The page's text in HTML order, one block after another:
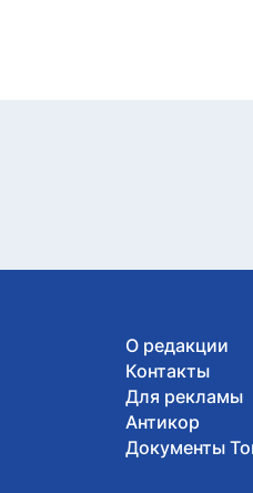
О редакции
Контакты
Для рекламы
Антикор
Документы